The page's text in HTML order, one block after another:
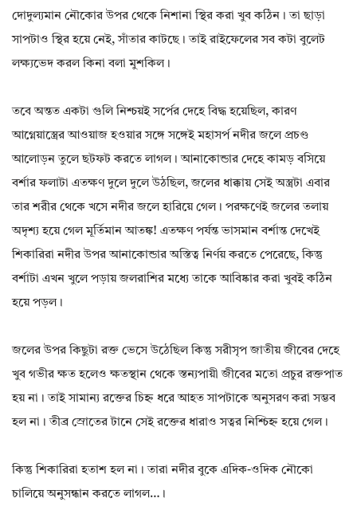
দোদুল্যমান নৌকোর উপর থেকে নিশানা স্থির করা খুব কঠিন। তা ছাড়া
সাপটাও স্থির হয়ে নেই, সাঁতার কাটছে। তাই রাইফেলের সব কটা বুলেট
লক্ষ্যভেদ করল কিনা বলা মুশকিল।
তবে অন্তত একটা গুলি নিশ্চয়ই সর্পের দেহে বিদ্ধ হয়েছিল, কারণ
আগ্নেয়াস্ত্রের আওয়াজ হওয়ার সঙ্গে সঙ্গেই মহাসর্প নদীর জলে প্রচণ্ড
আলোড়ন তুলে ছটফট করতে লাগল। আনাকোন্ডার দেহে কামড় বসিয়ে
বর্শার ফলাটা এতক্ষণ দুলে দুলে উঠছিল, জলের ধাক্কায় সেই অস্ত্রটা এবার
তার শরীর থেকে খসে নদীর জলে হারিয়ে গেল। পরক্ষণেই জলের তলায়
অদৃশ্য হয়ে গেল মূর্তিমান আতঙ্ক! এতক্ষণ পর্যন্ত ভাসমান বর্শান্ত দেখেই
শিকারিরা নদীর উপর আনাকোন্ডার অস্তিত্ব নির্ণয় করতে পেরেছে, কিন্তু
বর্শাটা এখন খুলে পড়ায় জলরাশির মধ্যে তাকে আবিষ্কার করা খুবই কঠিন
হয়ে পড়ল।
জলের উপর কিছুটা রক্ত ভেসে উঠেছিল কিন্তু সরীসৃপ জাতীয় জীবের দেহে
খুব গভীর ক্ষত হলেও ক্ষতস্থান থেকে স্তন্যপায়ী জীবের মতো প্রচুর রক্তপাত
হয় না। তাই সামান্য রক্তের চিহ্ন ধরে আহত সাপটাকে অনুসরণ করা সম্ভব
হল না। তীব্র স্রোতের টানে সেই রক্তের ধারাও সত্বর নিশ্চিহ্ন হয়ে গেল।
কিন্তু শিকারিরা হতাশ হল না। তারা নদীর বুকে এদিক-ওদিক নৌকো
চালিয়ে অনুসন্ধান করতে লাগল…।